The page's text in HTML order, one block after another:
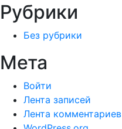
Рубрики
Без рубрики
Мета
Войти
Лента записей
Лента комментариев